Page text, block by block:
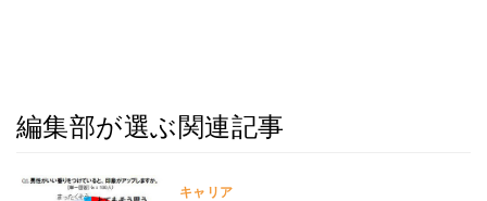
編集部が選ぶ関連記事
キャリア